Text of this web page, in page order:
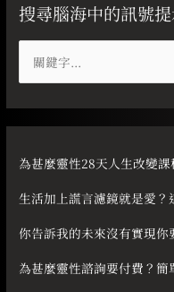
搜尋腦海中的訊號
尋
關
字
為甚麼靈性28天人生改變課
生活加上謊言濾鏡就是愛？
你告訴我的未來沒有實現你
為甚麼靈性諮詢要付費？簡